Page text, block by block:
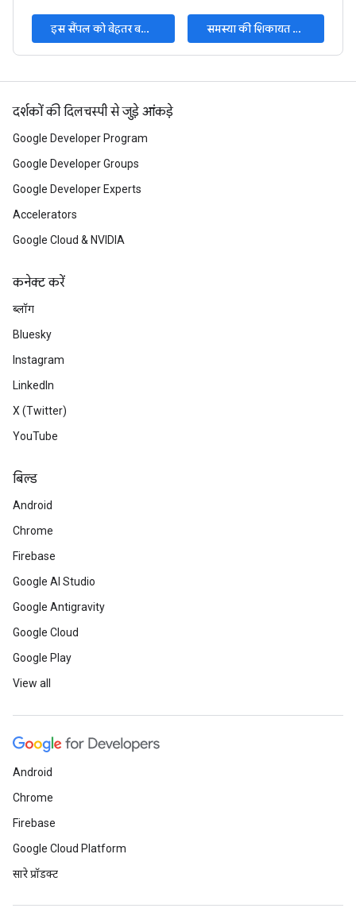
इस सैंपल को बेहतर बनाएं समस्या की शिकायत करें
दर्शकों की दिलचस्पी से जुड़े आंकड़े
Google Developer Program
Google Developer Groups
Google Developer Experts
Accelerators
Google Cloud & NVIDIA
कनेक्ट करें
ब्लॉग
Bluesky
Instagram
LinkedIn
X (Twitter)
YouTube
बिल्ड
Android
Chrome
Firebase
Google AI Studio
Google Antigravity
Google Cloud
Google Play
View all
Android
Chrome
Firebase
Google Cloud Platform
सारे प्रॉडक्ट